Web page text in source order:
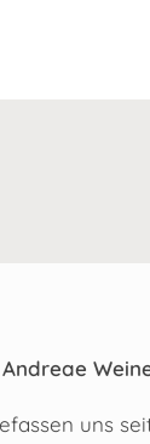
uns